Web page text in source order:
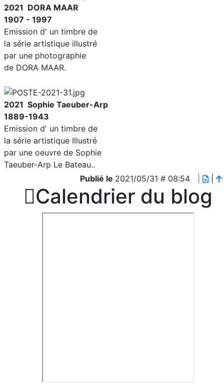
2021 DORA MAAR
1907 - 1997
Emission d' un timbre de
la série artistique illustré
par une photographie
de DORA MAAR.
2021 Sophie Taeuber-Arp
1889-1943
Emission d' un timbre de
la série artistique Illustré
par une oeuvre de Sophie
Taeuber-Arp Le Bateau..
Publié le 2021/05/31 # 08:54
Calendrier du blog